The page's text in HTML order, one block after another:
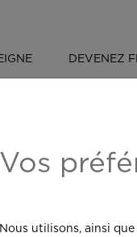
DEVENEZ
:
Vos
Nous utilisons, ainsi